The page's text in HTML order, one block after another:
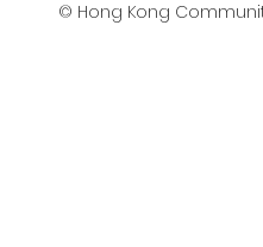
© Hong Kong